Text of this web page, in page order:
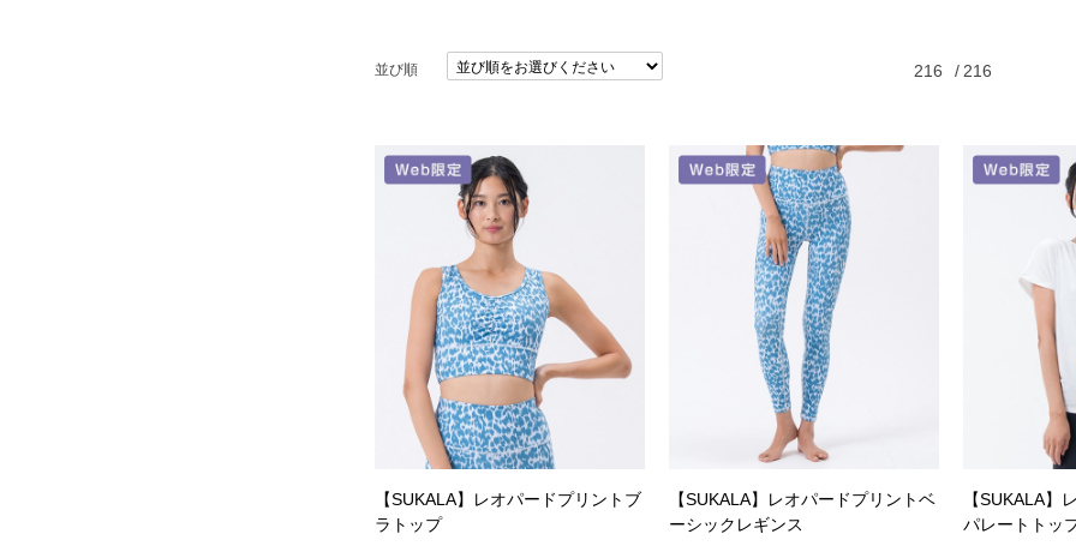
並び順 216 / 216
【SUKALA】レオパードプリントブ
ラトップ
【SUKALA】レオパードプリントベ
ーシックレギンス
【SUKALA】
パレートトッ